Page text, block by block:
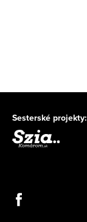
Sesterské projekty: